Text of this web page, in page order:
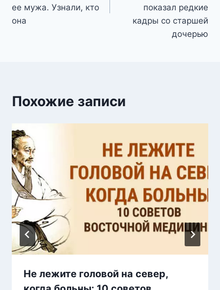
ее мужа. Узнали, кто
она
показал редкие
кадры со старшей
дочерью
Похожие записи
Не лежите головой на север,